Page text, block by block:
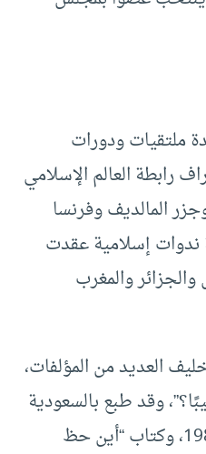
ملتقيات ودورات
رابطة العالم الإسلامي
المالديف وفرنسا
ندوات إسلامية عقدت
والمغرب
العديد من المؤلفات،
وقد طبع بالسعودية
للمرة الأولى في سبتمبر 1986، وكتاب “أين حظ